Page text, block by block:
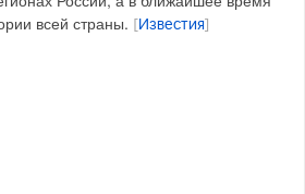
всей страны.
Известия